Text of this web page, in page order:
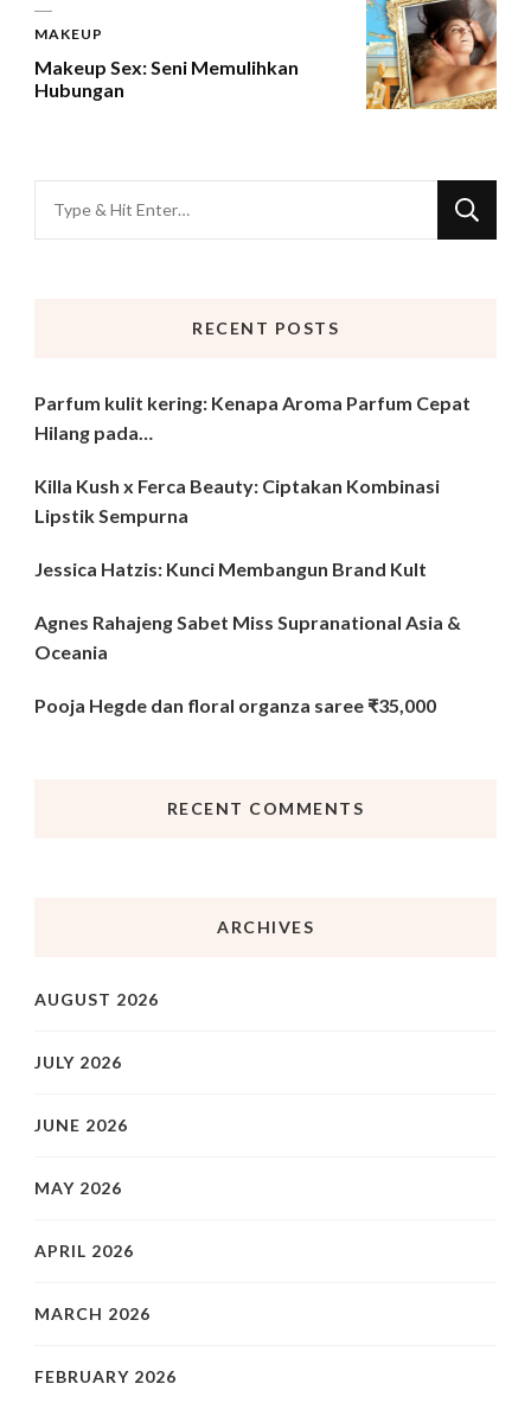
MAKEUP
Makeup Sex: Seni Memulihkan
Hubungan
for
RECENT POSTS
Parfum kulit kering: Kenapa Aroma Parfum Cepat
Hilang pada…
Killa Kush x Ferca Beauty: Ciptakan Kombinasi
Lipstik Sempurna
Jessica Hatzis: Kunci Membangun Brand Kult
Agnes Rahajeng Sabet Miss Supranational Asia &
Oceania
Pooja Hegde dan floral organza saree ₹35,000
RECENT COMMENTS
ARCHIVES
AUGUST 2026
JULY 2026
JUNE 2026
MAY 2026
APRIL 2026
MARCH 2026
FEBRUARY 2026